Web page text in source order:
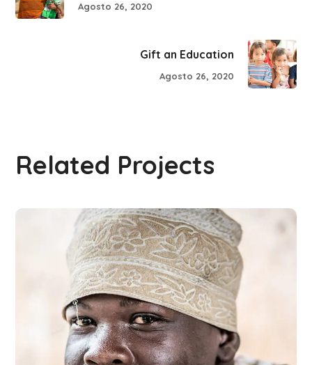
Agosto 26, 2020
Gift an Education
Agosto 26, 2020
Related Projects